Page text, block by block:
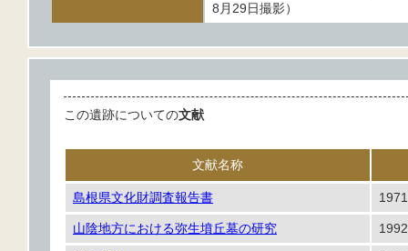
8月29日撮影）
この遺跡についての文献
文献名称
島根県文化財調査報告書
山陰地方における弥生墳丘墓の研究